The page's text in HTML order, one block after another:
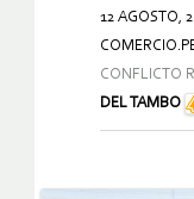
12 AGOSTO,
CONFLICTO
DEL TAMBO